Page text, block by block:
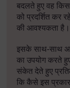
बदलते हुए वह किस
को प्रदर्शित कर
की आवश्यकता है।
इसके साथ-साथ
का उपयोग करते
संकेत देते हुए
कि कैसे इस